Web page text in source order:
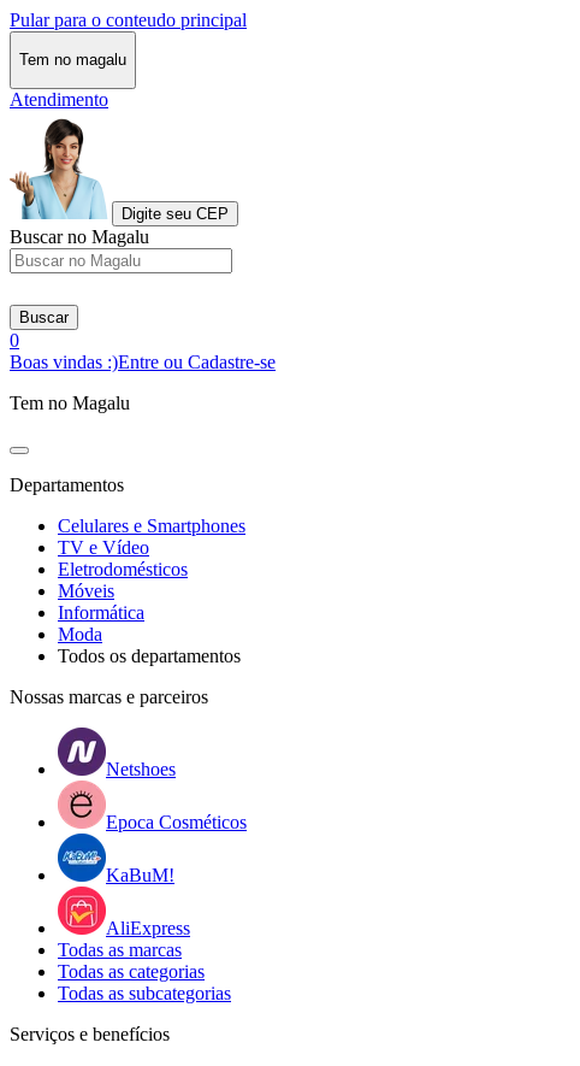
Pular para o conteudo principal
Tem no magalu
Atendimento
Digite seu CEP
Buscar no Magalu
Buscar
0
Boas vindas :)Entre ou Cadastre-se
Tem no Magalu
Departamentos
Celulares e Smartphones
TV e Vídeo
Eletrodomésticos
Móveis
Informática
Moda
Todos os departamentos
Nossas marcas e parceiros
Netshoes
Epoca Cosméticos
KaBuM!
AliExpress
Todas as marcas
Todas as categorias
Todas as subcategorias
Serviços e benefícios